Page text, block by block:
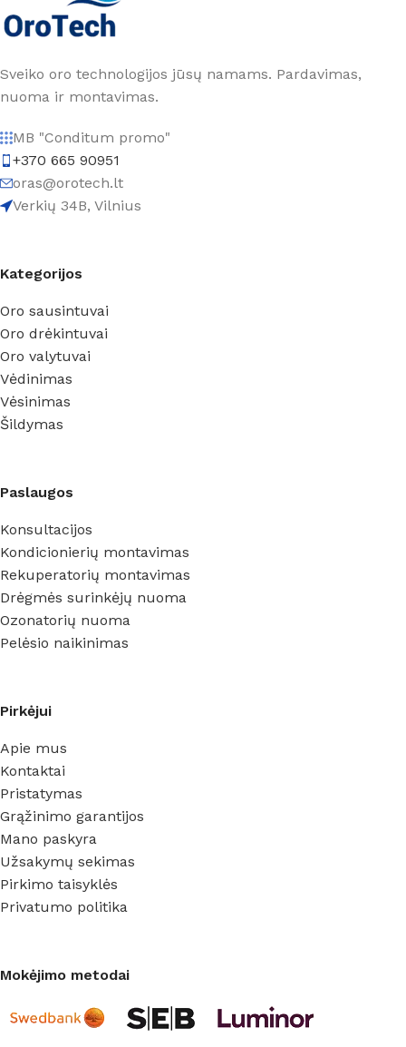
Sveiko oro technologijos jūsų namams. Pardavimas,
nuoma ir montavimas.
MB "Conditum promo"
+370 665 90951
oras@orotech.lt
Verkių 34B, Vilnius
Kategorijos
Oro sausintuvai
Oro drėkintuvai
Oro valytuvai
Vėdinimas
Vėsinimas
Šildymas
Paslaugos
Konsultacijos
Kondicionierių montavimas
Rekuperatorių montavimas
Drėgmės surinkėjų nuoma
Ozonatorių nuoma
Pelėsio naikinimas
Pirkėjui
Apie mus
Kontaktai
Pristatymas
Grąžinimo garantijos
Mano paskyra
Užsakymų sekimas
Pirkimo taisyklės
Privatumo politika
Mokėjimo metodai